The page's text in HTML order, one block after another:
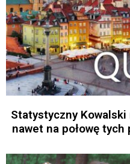
Statystyczny
nawet na połowę